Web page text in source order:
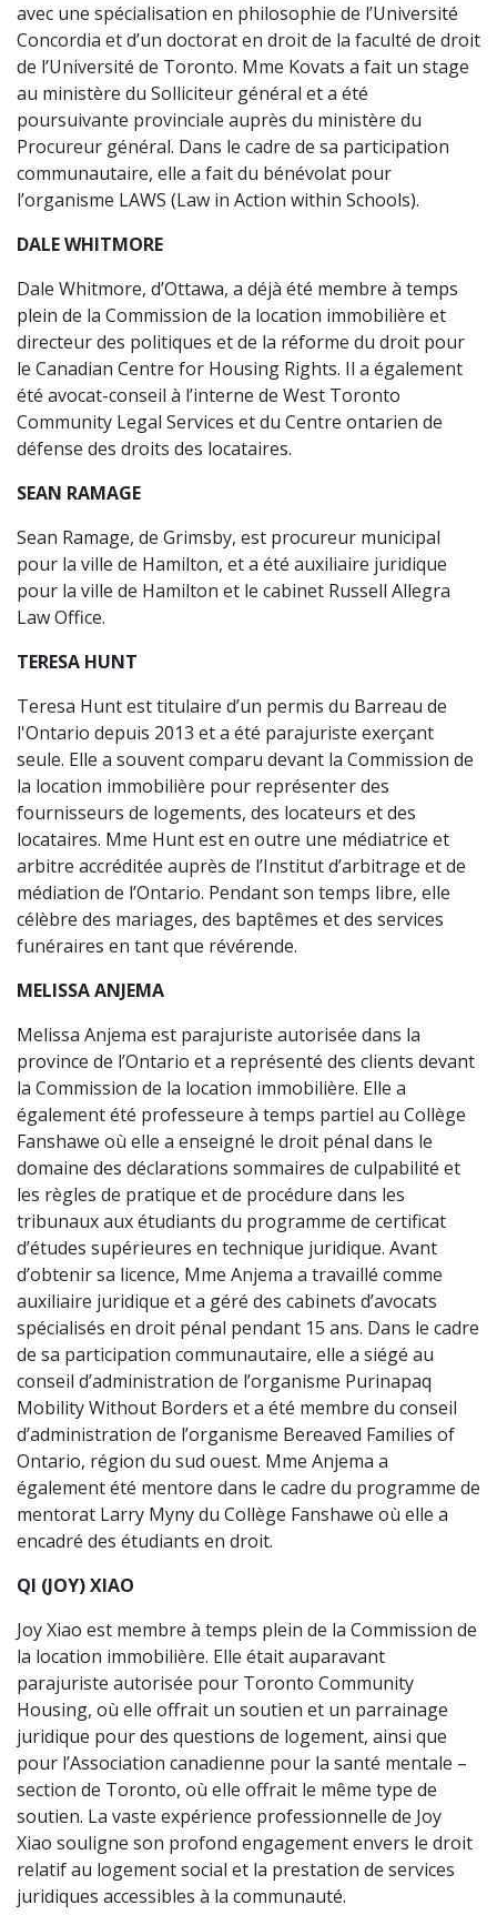
avec une spécialisation en philosophie de l’Université
Concordia et d’un doctorat en droit de la faculté de droit
de l’Université de Toronto. Mme Kovats a fait un stage
au ministère du Solliciteur général et a été
poursuivante provinciale auprès du ministère du
Procureur général. Dans le cadre de sa participation
communautaire, elle a fait du bénévolat pour
l’organisme LAWS (Law in Action within Schools).
DALE WHITMORE
Dale Whitmore, d’Ottawa, a déjà été membre à temps
plein de la Commission de la location immobilière et
directeur des politiques et de la réforme du droit pour
le Canadian Centre for Housing Rights. Il a également
été avocat-conseil à l’interne de West Toronto
Community Legal Services et du Centre ontarien de
défense des droits des locataires.
SEAN RAMAGE
Sean Ramage, de Grimsby, est procureur municipal
pour la ville de Hamilton, et a été auxiliaire juridique
pour la ville de Hamilton et le cabinet Russell Allegra
Law Office.
TERESA HUNT
Teresa Hunt est titulaire d’un permis du Barreau de
l'Ontario depuis 2013 et a été parajuriste exerçant
seule. Elle a souvent comparu devant la Commission de
la location immobilière pour représenter des
fournisseurs de logements, des locateurs et des
locataires. Mme Hunt est en outre une médiatrice et
arbitre accréditée auprès de l’Institut d’arbitrage et de
médiation de l’Ontario. Pendant son temps libre, elle
célèbre des mariages, des baptêmes et des services
funéraires en tant que révérende.
MELISSA ANJEMA
Melissa Anjema est parajuriste autorisée dans la
province de l’Ontario et a représenté des clients devant
la Commission de la location immobilière. Elle a
également été professeure à temps partiel au Collège
Fanshawe où elle a enseigné le droit pénal dans le
domaine des déclarations sommaires de culpabilité et
les règles de pratique et de procédure dans les
tribunaux aux étudiants du programme de certificat
d’études supérieures en technique juridique. Avant
d’obtenir sa licence, Mme Anjema a travaillé comme
auxiliaire juridique et a géré des cabinets d’avocats
spécialisés en droit pénal pendant 15 ans. Dans le cadre
de sa participation communautaire, elle a siégé au
conseil d’administration de l’organisme Purinapaq
Mobility Without Borders et a été membre du conseil
d’administration de l’organisme Bereaved Families of
Ontario, région du sud ouest. Mme Anjema a
également été mentore dans le cadre du programme de
mentorat Larry Myny du Collège Fanshawe où elle a
encadré des étudiants en droit.
QI (JOY) XIAO
Joy Xiao est membre à temps plein de la Commission de
la location immobilière. Elle était auparavant
parajuriste autorisée pour Toronto Community
Housing, où elle offrait un soutien et un parrainage
juridique pour des questions de logement, ainsi que
pour l’Association canadienne pour la santé mentale –
section de Toronto, où elle offrait le même type de
soutien. La vaste expérience professionnelle de Joy
Xiao souligne son profond engagement envers le droit
relatif au logement social et la prestation de services
juridiques accessibles à la communauté.